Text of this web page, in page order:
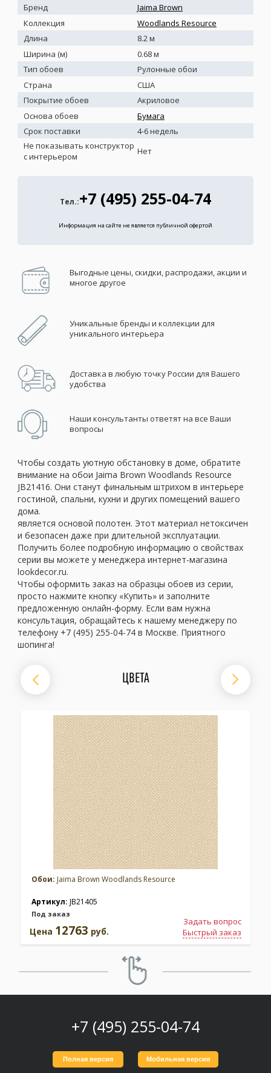
Бренд
Jaima Brown
Коллекция
Woodlands Resource
Длина
8.2 м
Ширина (м)
0.68 м
Тип обоев
Рулонные обои
Страна
США
Покрытие обоев
Акриловое
Основа обоев
Бумага
Срок поставки
4-6 недель
Не показывать конструктор
с интерьером
Нет
Тел.:+7 (495) 255-04-74
Информация на сайте не является публичной офертой
Выгодные цены, скидки, распродажи, акции и
многое другое
Уникальные бренды и коллекции для
уникального интерьера
Доставка в любую точку России для Вашего
удобства
Наши консультанты ответят на все Ваши
вопросы
Чтобы создать уютную обстановку в доме, обратите
внимание на обои Jaima Brown Woodlands Resource
JB21416. Они станут финальным штрихом в интерьере
гостиной, спальни, кухни и других помещений вашего
дома.
является основой полотен. Этот материал нетоксичен
и безопасен даже при длительной эксплуатации.
Получить более подробную информацию о свойствах
серии вы можете у менеджера интернет-магазина
lookdecor.ru.
Чтобы оформить заказ на образцы обоев из серии,
просто нажмите кнопку «Купить» и заполните
предложенную онлайн-форму. Если вам нужна
консультация, обращайтесь к нашему менеджеру по
телефону +7 (495) 255-04-74 в Москве. Приятного
шопинга!
ЦВЕТА
Обои: Jaima Brown Woodlands Resource
Артикул: JB21405
Под заказ
Задать вопрос
Быстрый заказ
Цена 12763 руб.
+7 (495) 255-04-74
Полная версия Мобильная версия